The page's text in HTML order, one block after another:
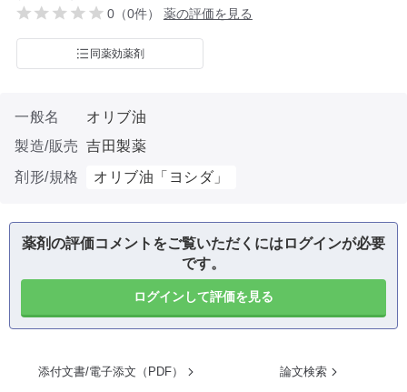
0（0件） 薬の評価を見る
同薬効薬剤
一般名
オリブ油
製造/販売 吉田製薬
剤形/規格
オリブ油「ヨシダ」
薬剤の評価コメントをご覧いただくにはログインが必要
です。
ログインして評価を見る
添付文書/電子添文（PDF） 論文検索